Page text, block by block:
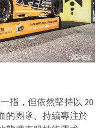
指，但依然堅持以 20
的團隊、持續專注於